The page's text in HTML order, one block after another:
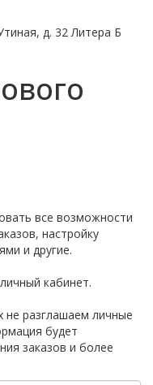
д. 32 Литера Б
все возможности
настройку
и другие.
кабинет.
не разглашаем личные
будет
заказов и более